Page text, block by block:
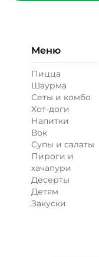
Меню
Пицца
Шаурма
Сеты и комбо
Хот-доги
Напитки
Вок
Супы и салаты
Пироги и
хачапури
Десерты
Детям
Закуски